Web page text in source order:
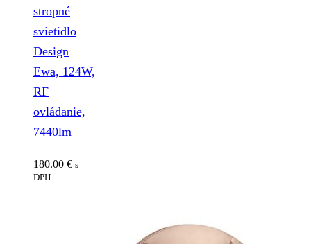
stropné
svietidlo
Design
Ewa, 124W,
RF
ovládanie,
7440lm
180.00 € s
DPH